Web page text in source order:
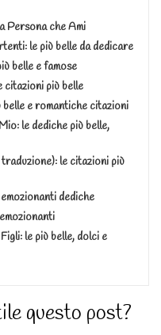
Persona che Ami
le più belle da dedicare
belle e famose
citazioni più belle
e romantiche citazioni
le dediche più belle,
le citazioni più
dediche
le più belle, dolci e
questo post?